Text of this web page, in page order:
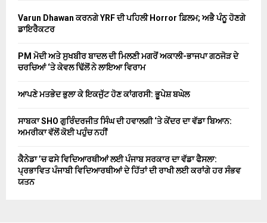
Varun Dhawan ਕਰਨਗੇ YRF ਦੀ ਪਹਿਲੀ Horror ਫ਼ਿਲਮ; ਅਭੈ ਪੰਨੂ ਹੋਣਗੇ
ਡਾਇਰੈਕਟਰ
PM ਮੋਦੀ ਅਤੇ ਸੁਖਬੀਰ ਬਾਦਲ ਦੀ ਮਿਲਣੀ ਮਗਰੋਂ ਅਕਾਲੀ-ਭਾਜਪਾ ਗਠਜੋੜ ਦੇ
ਚਰਚਿਆਂ ‘ਤੇ ਕੇਵਲ ਢਿੱਲੋਂ ਨੇ ਲਾਇਆ ਵਿਰਾਮ
ਆਪਣੇ ਮਤਭੇਦ ਭੁਲਾ ਕੇ ਇਕਜੁੱਟ ਹੋਣ ਕਾਂਗਰਸੀ: ਭੂਪੇਸ਼ ਬਘੇਲ
ਸਾਬਕਾ SHO ਗੁਰਿੰਦਰਜੀਤ ਸਿੰਘ ਦੀ ਹਵਾਲਗੀ ‘ਤੇ ਕੇਂਦਰ ਦਾ ਵੱਡਾ ਬਿਆਨ:
ਅਮਰੀਕਾ ਵੱਲੋਂ ਕੋਈ ਪਹੁੰਚ ਨਹੀਂ
ਕੈਨੇਡਾ ’ਚ ਫਸੇ ਵਿਦਿਆਰਥੀਆਂ ਲਈ ਪੰਜਾਬ ਸਰਕਾਰ ਦਾ ਵੱਡਾ ਫੈਸਲਾ:
ਪ੍ਰਭਾਵਿਤ ਪੰਜਾਬੀ ਵਿਦਿਆਰਥੀਆਂ ਦੇ ਹਿੱਤਾਂ ਦੀ ਰਾਖੀ ਲਈ ਕਰਾਂਗੇ ਹਰ ਸੰਭਵ
ਯਤਨ